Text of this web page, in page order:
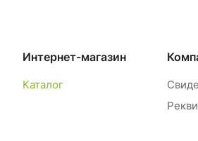
Интернет-магазин
Каталог